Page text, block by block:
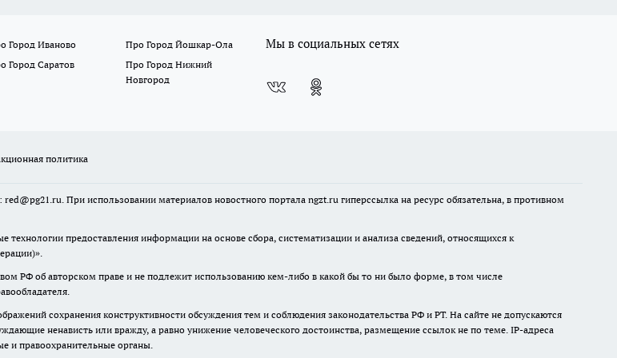
Город Иваново
Про Город Йошкар-Ола
Город Саратов
Про Город Нижний
Новгород
Мы в социальных сетях
политика
При использовании материалов новостного портала ngzt.ru гиперссылка на ресурс обязательна, в противном
предоставления информации на основе сбора, систематизации и анализа сведений, относящихся к
РФ об авторском праве и не подлежит использованию кем-либо в какой бы то ни было форме, в том числе
сохранения конструктивности обсуждения тем и соблюдения законодательства РФ и РТ. На сайте не допускаются
ненависть или вражду, а равно унижение человеческого достоинства, размещение ссылок не по теме. IP-адреса
и правоохранительные органы.